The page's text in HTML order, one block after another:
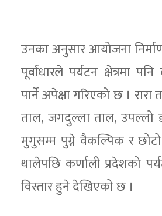
उनका अनुसार आयोजना
पूर्वाधारले पर्यटन क्षेत्रमा पनि
पार्ने अपेक्षा गरिएको छ ।
ताल, जगदुल्ला ताल, उपल्लो
मुगुसम्म पुग्ने वैकल्पिक र
थालेपछि कर्णाली प्रदेशको
विस्तार हुने देखिएको छ ।